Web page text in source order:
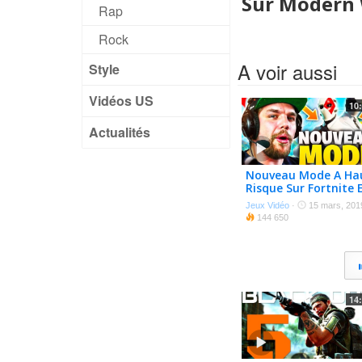
Rap
Rock
Style
Vidéos US
Actualités
A voir aussi
Nouveau Mode A
Risque Sur Fortnite
Solo Vs Squad !!
Jeux Vidéo ·
15 mars,
144 650